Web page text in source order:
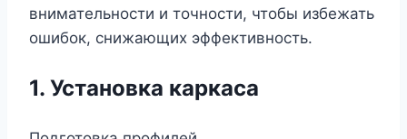
внимательности и точности, чтобы избежать
ошибок, снижающих эффективность.
1. Установка каркаса